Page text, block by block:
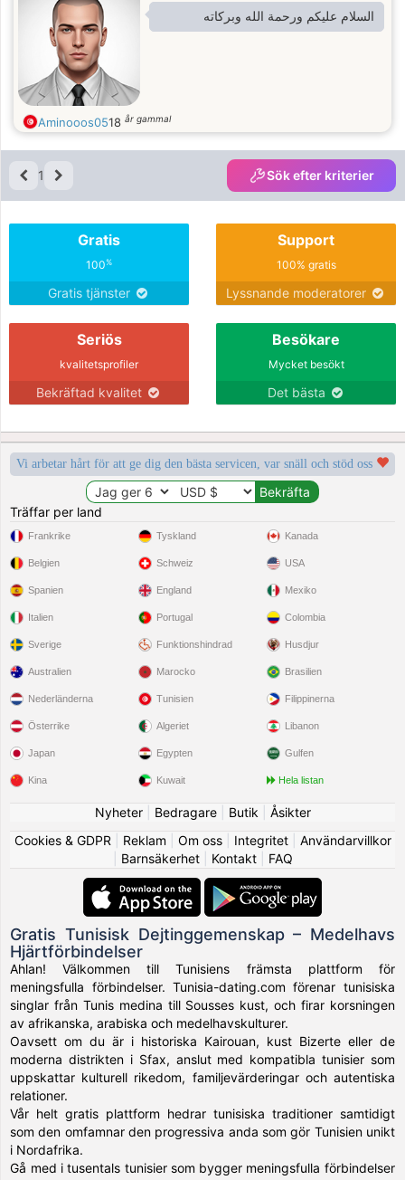
السلام عليكم ورحمة الله وبركاته
Aminooos0518 år gammal
1 Sök efter kriterier
Gratis
100%
Gratis tjänster
Support
100% gratis
Lyssnande moderatorer
Seriös
kvalitetsprofiler
Bekräftad kvalitet
Besökare
Mycket besökt
Det bästa
Vi arbetar hårt för att ge dig den bästa servicen, var snäll och stöd oss
Träffar per land
Frankrike
Belgien
Spanien
Italien
Sverige
Tyskland
Schweiz
England
Portugal
Funktionshindrad
Kanada
USA
Mexiko
Colombia
Husdjur
Australien
Nederländerna
Österrike
Japan
Kina
Marocko
Tunisien
Algeriet
Egypten
Kuwait
Brasilien
Filippinerna
Libanon
Gulfen
Hela listan
Nyheter| Bedragare| Butik
Åsikter
Cookies & GDPR
Reklam Om oss| Integritet| Användarvillkor
Barnsäkerhet| Kontakt| FAQ
Gratis Tunisisk Dejtinggemenskap – Medelhavs
Hjärtförbindelser
Ahlan! Välkommen till Tunisiens främsta plattform för
meningsfulla förbindelser. Tunisia-dating.com förenar tunisiska
singlar från Tunis medina till Sousses kust, och firar korsningen
av afrikanska, arabiska och medelhavskulturer.
Oavsett om du är i historiska Kairouan, kust Bizerte eller de
moderna distrikten i Sfax, anslut med kompatibla tunisier som
uppskattar kulturell rikedom, familjevärderingar och autentiska
relationer.
Vår helt gratis plattform hedrar tunisiska traditioner samtidigt
som den omfamnar den progressiva anda som gör Tunisien unikt
i Nordafrika.
Gå med i tusentals tunisier som bygger meningsfulla förbindelser